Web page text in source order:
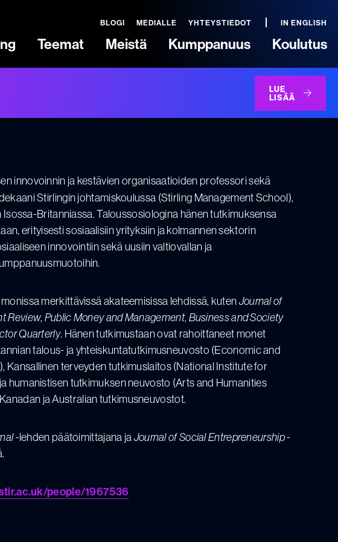
BLOGI MEDIALLE YHTEYSTIEDOT IN ENGLISH
Teemat Meistä Kumppanuus Koulutus
LUE
LISÄÄ
innovoinnin ja kestävien organisaatioiden professori sekä
Stirlingin johtamiskoulussa (Stirling Management School),
Britanniassa. Taloussosiologina hänen tutkimuksensa
erityisesti sosiaalisiin yrityksiin ja kolmannen sektorin
innovointiin sekä uusiin valtiovallan ja
merkittävissä akateemisissa lehdissä, kutenJournal of
Review,Public Money and Management,Business and Society
Quarterly. Hänen tutkimustaan ovat rahoittaneet monet
talous- ja yhteiskuntatutkimusneuvosto (Economic and
Kansallinen terveyden tutkimuslaitos (National Institute for
humanistisen tutkimuksen neuvosto (Arts and Humanities
ja Australian tutkimusneuvostot.
-lehden päätoimittajana jaJournal of Social Entrepreneurship-
people/1967536